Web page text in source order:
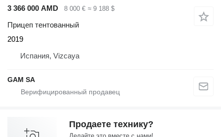
3 366 000 AMD
8 000 € ≈ 9 188 $
Прицеп тентованный
2019
Испания, Vizcaya
GAM SA
Продаете технику?